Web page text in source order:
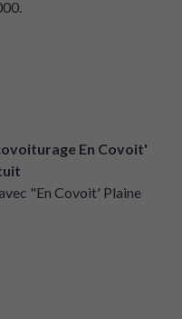
le service Touquan.